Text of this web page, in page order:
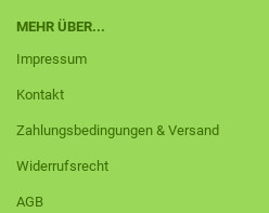
MEHR ÜBER...
Impressum
Kontakt
Zahlungsbedingungen & Versand
Widerrufsrecht
AGB